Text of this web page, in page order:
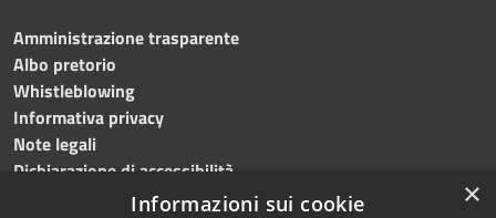
Amministrazione trasparente
Albo pretorio
Whistleblowing
Informativa privacy
Note legali
Dichiarazione di accessibilità
×
Informazioni sui cookie